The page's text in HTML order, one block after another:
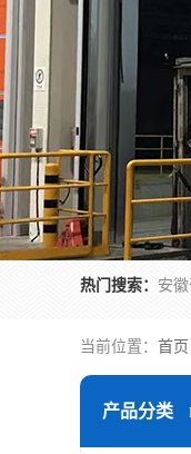
热门搜索：
当前位置： 首页
产品分类